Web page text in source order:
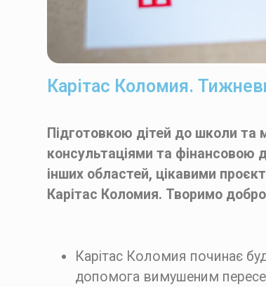
Карітас Коломия.
Підготовкою дітей до школи та
консультаціями та фінансовою
інших областей, цікавими
Карітас Коломия. Творимо
Карітас Коломия починає
допомога вимушеним